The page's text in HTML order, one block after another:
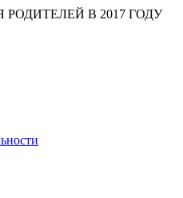
В 2017 ГОДУ